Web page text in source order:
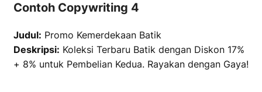
Contoh Copywriting 4
Judul: Promo Kemerdekaan Batik
Deskripsi: Koleksi Terbaru Batik dengan Diskon 17%
+ 8% untuk Pembelian Kedua. Rayakan dengan Gaya!